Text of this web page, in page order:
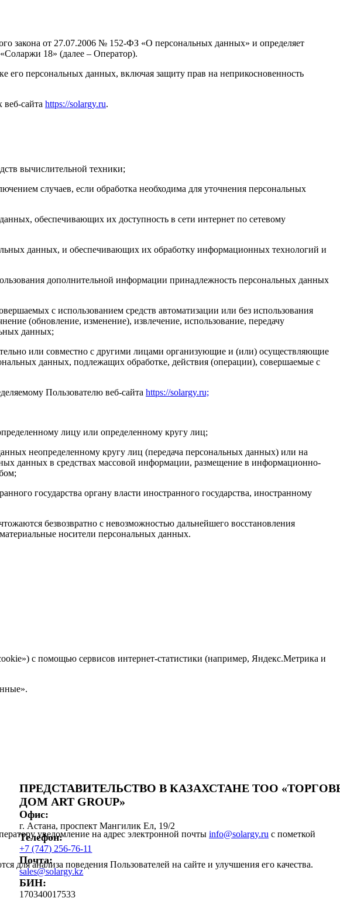
ПРЕДСТАВИТЕЛЬСТВО В КАЗАХСТАНЕ ТОО
ДОМ ART GROUP»
Офис:
г. Астана, проспект Мангилик Ел, 19/2
Телефон:
+7 (747) 256-76-11
Почта:
sales@solargy.kz
БИН:
170340017533
закона от 27.07.2006 № 152-ФЗ «О персональных данных» и определяет
18» (далее – Оператор).
его персональных данных, включая защиту прав на неприкосновенность
сайта https://solargy.ru.
вычислительной техники;
случаев, если обработка необходима для уточнения персональных
обеспечивающих их доступность в сети интернет по сетевому
данных, и обеспечивающих их обработку информационных технологий и
дополнительной информации принадлежность персональных данных
с использованием средств автоматизации или без использования
(обновление, изменение), извлечение, использование, передачу
данных;
или совместно с другими лицами организующие и (или) осуществляющие
данных, подлежащих обработке, действия (операции), совершаемые с
Пользователю веб-сайта https://solargy.ru;
лицу или определенному кругу лиц;
неопределенному кругу лиц (передача персональных данных) или на
данных в средствах массовой информации, размещение в информационно-
государства органу власти иностранного государства, иностранному
безвозвратно с невозможностью дальнейшего восстановления
носители персональных данных.
с помощью сервисов интернет-статистики (например, Яндекс.Метрика и
уведомление на адрес электронной почты info@solargy.ru с пометкой
для анализа поведения Пользователей на сайте и улучшения его качества.